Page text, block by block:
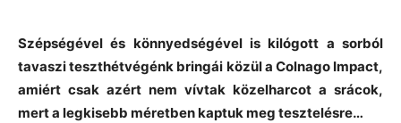
Szépségével és könnyedségével is kilógott a sorból
tavaszi teszthétvégénk bringái közül a Colnago Impact,
amiért csak azért nem vívtak közelharcot a srácok,
mert a legkisebb méretben kaptuk meg tesztelésre…